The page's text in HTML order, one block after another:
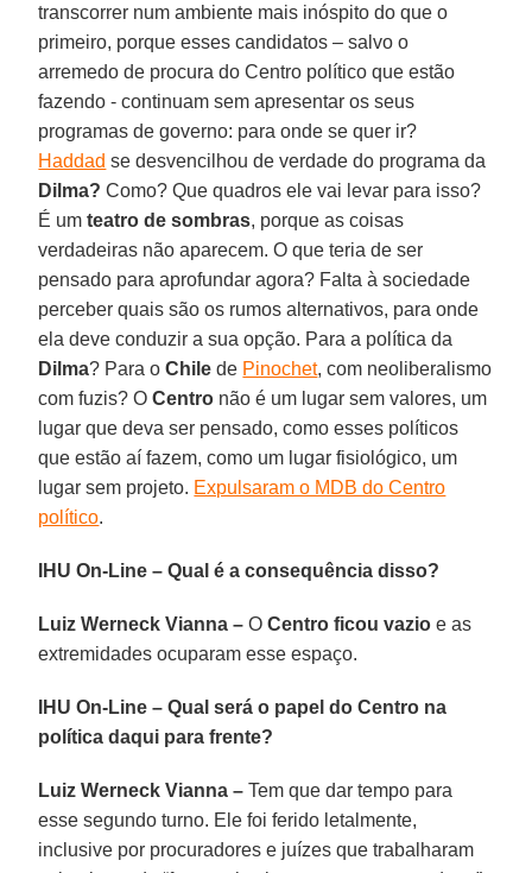
transcorrer num ambiente mais inóspito do que o
primeiro, porque esses candidatos – salvo o
arremedo de procura do Centro político que estão
fazendo - continuam sem apresentar os seus
programas de governo: para onde se quer ir?
Haddad se desvencilhou de verdade do programa da
Dilma? Como? Que quadros ele vai levar para isso?
É umteatro de sombras, porque as coisas
verdadeiras não aparecem. O que teria de ser
pensado para aprofundar agora? Falta à sociedade
perceber quais são os rumos alternativos, para onde
ela deve conduzir a sua opção. Para a política da
Dilma? Para oChile de Pinochet, com neoliberalismo
com fuzis? OCentro não é um lugar sem valores, um
lugar que deva ser pensado, como esses políticos
que estão aí fazem, como um lugar fisiológico, um
lugar sem projeto. Expulsaram o MDB do Centro
político.
IHU On-Line – Qual é a consequência disso?
Luiz Werneck Vianna – OCentro ficou vazio e as
extremidades ocuparam esse espaço.
IHU On-Line – Qual será o papel do Centro na
política daqui para frente?
Luiz Werneck Vianna – Tem que dar tempo para
esse segundo turno. Ele foi ferido letalmente,
inclusive por procuradores e juízes que trabalharam